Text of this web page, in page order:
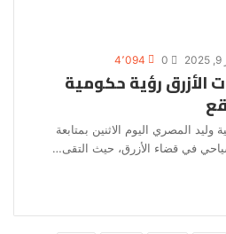
4٬094
رؤية حكومية
وليد المصري اليوم الاثنين بمتابعة
في قضاء الأزرق، حيث التقى…